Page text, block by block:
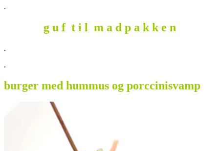
.
g u f t i l m a d p a k k e n
.
.
burger med hummus og porccinisvamp